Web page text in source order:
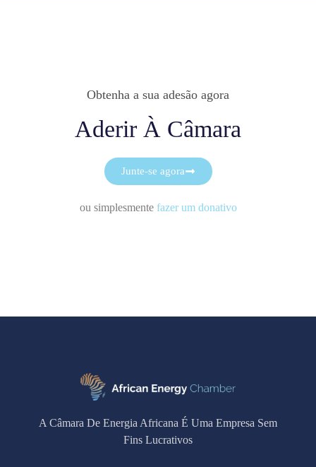
Obtenha a sua adesão agora
Aderir À Câmara
Junte-se agora
ou simplesmente fazer um donativo
A Câmara De Energia Africana É Uma Empresa Sem
Fins Lucrativos